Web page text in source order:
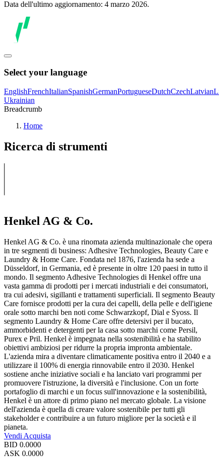
Data dell'ultimo aggiornamento: 4 marzo 2026.
Select your language
EnglishFrenchItalianSpanishGermanPortugueseDutchCzechLatvian
Ukrainian
Breadcrumb
Home
Ricerca di strumenti
Henkel AG & Co.
Henkel AG & Co. è una rinomata azienda multinazionale che opera
in tre segmenti di business: Adhesive Technologies, Beauty Care e
Laundry & Home Care. Fondata nel 1876, l'azienda ha sede a
Düsseldorf, in Germania, ed è presente in oltre 120 paesi in tutto il
mondo. Il segmento Adhesive Technologies di Henkel offre una
vasta gamma di prodotti per i mercati industriali e dei consumatori,
tra cui adesivi, sigillanti e trattamenti superficiali. Il segmento Beauty
Care fornisce prodotti per la cura dei capelli, della pelle e dell'igiene
orale sotto marchi ben noti come Schwarzkopf, Dial e Syoss. Il
segmento Laundry & Home Care offre detersivi per il bucato,
ammorbidenti e detergenti per la casa sotto marchi come Persil,
Purex e Pril. Henkel è impegnata nella sostenibilità e ha stabilito
obiettivi ambiziosi per ridurre la propria impronta ambientale.
L'azienda mira a diventare climaticamente positiva entro il 2040 e a
utilizzare il 100% di energia rinnovabile entro il 2030. Henkel
sostiene anche iniziative sociali e ha lanciato vari programmi per
promuovere l'istruzione, la diversità e l'inclusione. Con un forte
portafoglio di marchi e un focus sull'innovazione e la sostenibilità,
Henkel è un attore di primo piano nel mercato globale. La visione
dell'azienda è quella di creare valore sostenibile per tutti gli
stakeholder e contribuire a un futuro migliore per la società e il
pianeta.
Vendi Acquista
BID 0.0000
ASK 0.0000